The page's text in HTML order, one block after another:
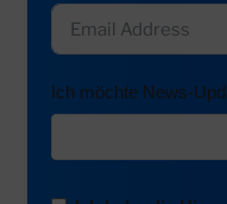
Ich möchte News-